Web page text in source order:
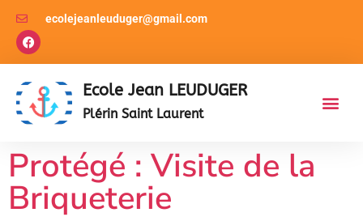
ecolejeanleuduger@gmail.com
Ecole Jean LEUDUGER
Plérin Saint Laurent
Protégé : Visite de la
Briqueterie